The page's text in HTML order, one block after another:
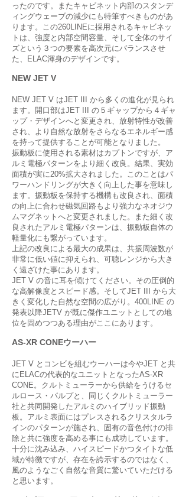
ったのです。またキャビネット内部のスタンデ
ィングウェーブの減少にも特筆すべきものがあ
ります。この260LINEに採用されるキャビネッ
トは、強度と内部空間容量、そして全体のサイ
ズという３つの要素を高次元にバランスさせ
た、ELAC渾身のデザインです。
NEW JET V
NEW JET V はJET III から多くの進化が見られ
ます。開口部はJET III の５ギャップから４ギャ
ップ・デザインへと変更され、放射特性が改善
され、より自然な放射をさらなるエネルギー感
を持って提供することが可能となりました。
振動板に使用される素材はカプトンですが、ア
ルミ電極パターンをより細く改良。結果、実効
面積が実に20%拡大されました。このことはパ
ワーハンドリングが大きく向上した事を意味し
ます。振動板を保持する機構も改良され、面積
の向上に合わせ磁気回路もより強力なネオジウ
ムマグネットへと変更されました。また細く改
良されたアルミ電極パターンは、振動板自体の
軽量化にも繋がっています。
上記の改良による最大の成果は、共振周波数が
非常に低い値に抑えられ、可聴レンジから大き
く遠ざけた事にあります。
JET V の音に耳を傾けてください。その圧倒的
な高解像度とスピード感。そしてJET III から大
きく変化した自然な空間の広がり。400LINE の
発表以降JETV が既に傑作ユニットとしての地
位を固めつつある理由がここにあります。
AS-XR CONEウーハー
JET V とコンビを組むウーハーは今やJET と共
にELACの代表的なユニットとなったAS-XR
CONE。クルトミューラーから供給をうけるセ
ルロース・パルプと、同じくクルトミューラー
社と共同開発したアルミのハイブリッド振動
板。アルミ表面にはプレスされるクリスタルラ
インのパターンが施され、固有の音色付けの排
除と共に強度を高める事にも成功しています。
十分に沈み込み、ハイスピードかつタイトな低
域が特徴ですが、存在を誇示するのではなく、
風のようなごく自然な音質に驚いていただける
と思います。